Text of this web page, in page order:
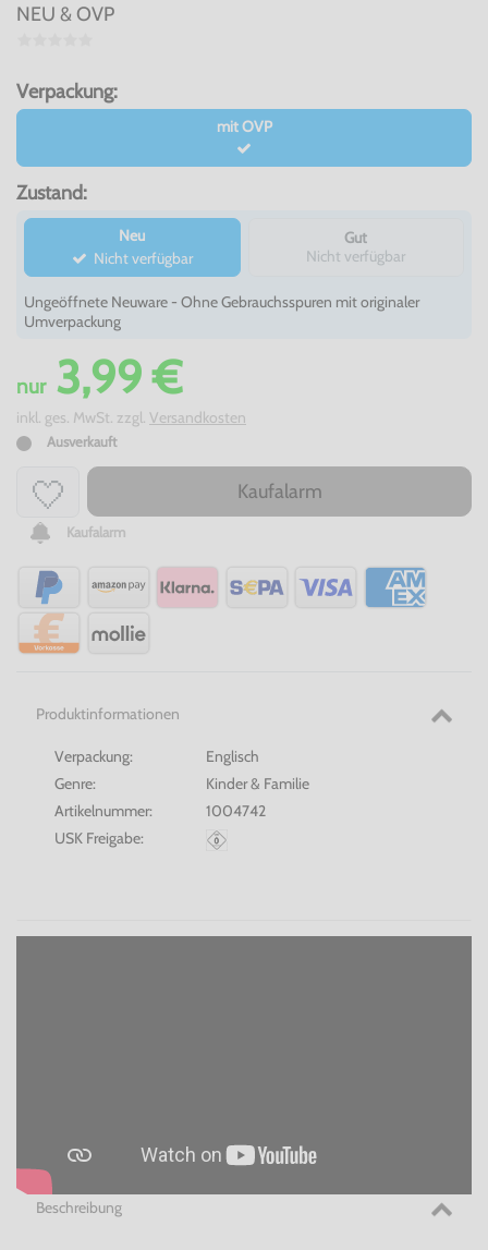
NEU & OVP
Verpackung:
mit OVP
Zustand:
Neu
Nicht verfügbar
Gut
Nicht verfügbar
Ungeöffnete Neuware - Ohne Gebrauchsspuren mit originaler
Umverpackung
nur3,99 €
inkl. ges. MwSt. zzgl. Versandkosten
Ausverkauft
Kaufalarm
Kaufalarm
Produktinformationen
Verpackung:
Englisch
Genre:
Kinder & Familie
Artikelnummer:
1004742
USK Freigabe:
Beschreibung